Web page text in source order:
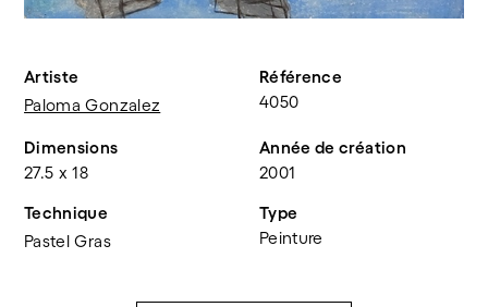
Artiste
Paloma Gonzalez
Référence
4050
Dimensions
27.5 x 18
Année de création
2001
Technique
Pastel Gras
Type
Peinture